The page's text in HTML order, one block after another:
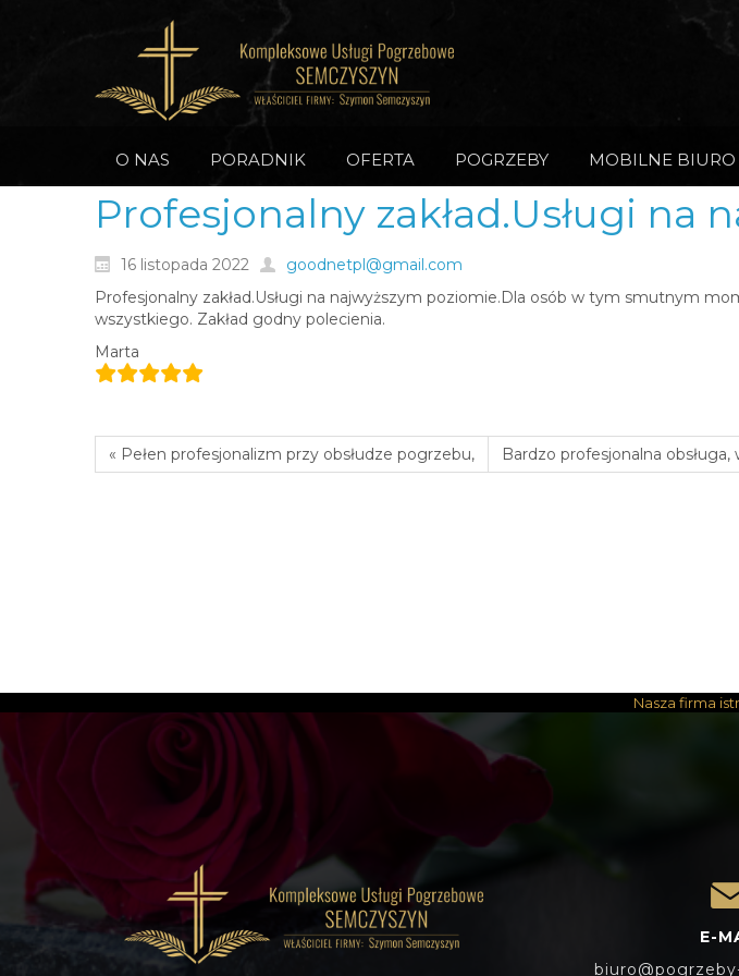
O NAS PORADNIK OFERTA POGRZEBY MOBILNE BIURO
Profesjonalny zakład.Usługi na
16 listopada 2022
goodnetpl@gmail.com
Profesjonalny zakład.Usługi na najwyższym poziomie.Dla osób w tym smutnym
wszystkiego. Zakład godny polecienia.
Marta
« Pełen profesjonalizm przy obsłudze pogrzebu, Bardzo profesjonalna obsługa,
Nasza firma
E-